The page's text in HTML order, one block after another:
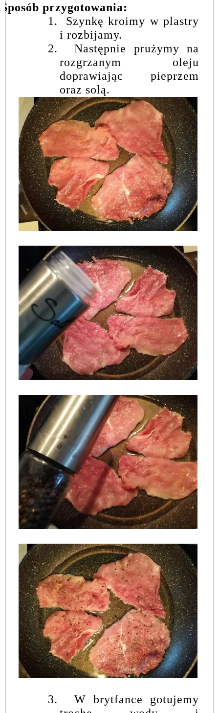
Sposób przygotowania:
1.
Szynkę kroimy w plastry
i rozbijamy.
2.
Następnie prużymy na
rozgrzanym oleju
doprawiając pieprzem
oraz solą.
3.
W brytfance gotujemy